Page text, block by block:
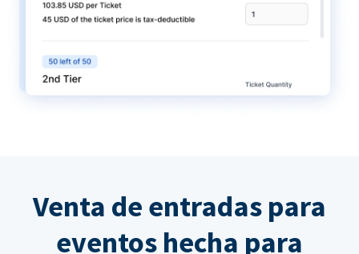
Venta de entradas para
eventos hecha para